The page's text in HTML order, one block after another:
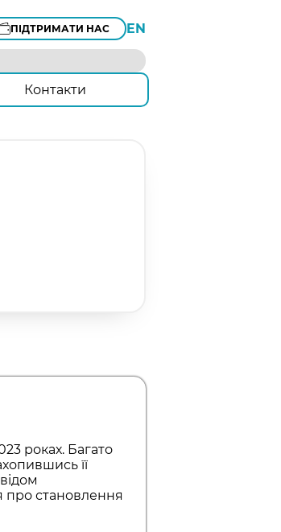
ПІДТРИМАТИ НАС EN
Контакти
роках. Багато
її
про становлення